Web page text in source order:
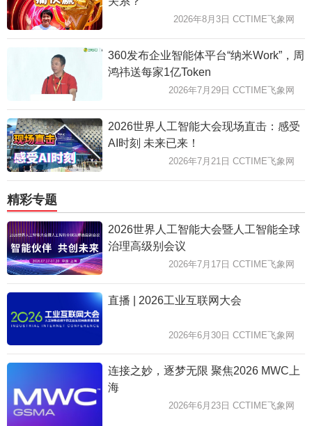
2026年8月3日 CCTIME飞象网
360发布企业智能体平台“纳米Work”，周
鸿祎送每家1亿Token
2026年7月29日 CCTIME飞象网
2026世界人工智能大会现场直击：感受
AI时刻 未来已来！
2026年7月21日 CCTIME飞象网
精彩专题
2026世界人工智能大会暨人工智能全球
治理高级别会议
2026年7月17日 CCTIME飞象网
直播 | 2026工业互联网大会
2026年6月30日 CCTIME飞象网
连接之妙，逐梦无限 聚焦2026 MWC上
海
2026年6月23日 CCTIME飞象网